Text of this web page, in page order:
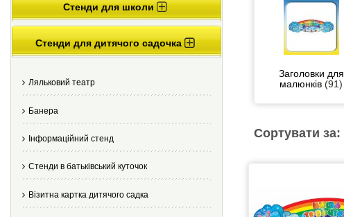
Стенди для школи
Стенди для дитячого садочка
Ляльковий театр
Банера
Інформаційний стенд
Стенди в батьківський куточок
Візитна картка дитячого садка
Заголовки для
малюнків (91)
Сортувати за: